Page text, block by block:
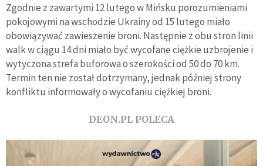
Zgodnie z zawartymi 12 lutego w Mińsku porozumieniami
pokojowymi na wschodzie Ukrainy od 15 lutego miało
obowiązywać zawieszenie broni. Następnie z obu stron linii
walk w ciągu 14 dni miało być wycofane ciężkie uzbrojenie i
wytyczona strefa buforowa o szerokości od 50 do 70 km.
Termin ten nie został dotrzymany, jednak później strony
konfliktu informowały o wycofaniu ciężkiej broni.
DEON.PL POLECA